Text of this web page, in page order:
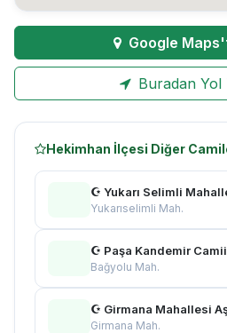
Google
Buradan Yol
Hekimhan İlçesi Diğer
☪ Yukarı Selimli
Yukarıselimli Mah.
☪ Paşa Kandemir Camii
Bağyolu Mah.
☪ Girmana Mahallesi
Girmana Mah.